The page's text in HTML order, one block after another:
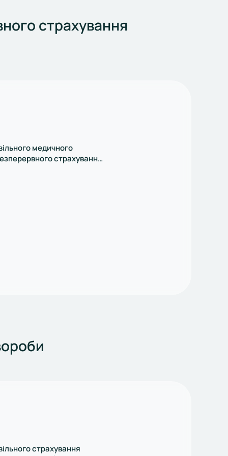
страхування
медичного
страхування
Держфінпослуг
страхування